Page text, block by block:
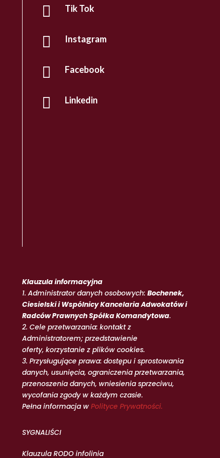
 Tik Tok
 Instagram
 Facebook
 Linkedin
Klauzula informacyjna
1. Administrator danych osobowych: Bochenek,
Ciesielski i Wspólnicy Kancelaria Adwokatów i
Radców Prawnych Spółka Komandytowa.
2. Cele przetwarzania: kontakt z
Administratorem; przedstawienie
oferty, korzystanie z plików cookies.
3. Przysługujące prawa: dostępu i sprostowania
danych, usunięcia, ograniczenia przetwarzania,
przenoszenia danych, wniesienia sprzeciwu,
wycofania zgody w każdym czasie.
Pełna informacja w Polityce Prywatności.
SYGNALIŚCI
Klauzula RODO infolinia